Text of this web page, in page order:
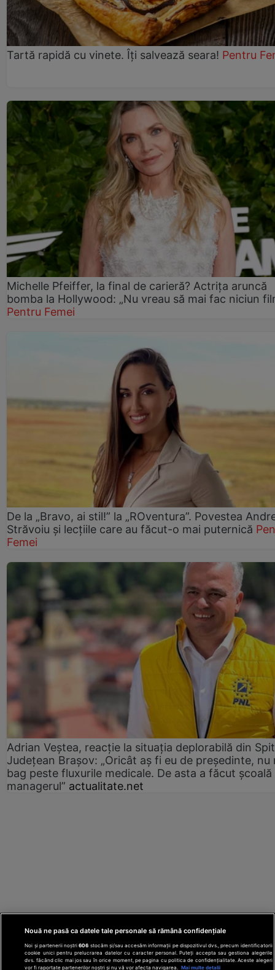
Tartă rapidă cu vinete. Îți salvează seara! Pentru
Michelle Pfeiffer, la final de carieră? Actrița aruncă
bomba la Hollywood: „Nu vreau să mai fac niciun
Pentru Femei
De la „Bravo, ai stil!” la „ROventura”. Povestea
Străvoiu și lecțiile care au făcut-o mai puternică
Femei
Adrian Veștea, reacție la situația deplorabilă din
Județean Brașov: „Oricât aș fi eu de președinte, nu
bag peste fluxurile medicale. De asta a făcut școală
managerul” actualitate.net
Nouă ne pasă ca datele tale personale să rămână confidențiale
Noi și partenerii noștri606 stocăm și/sau accesăm informații pe dispozitivul dvs., precum identificatorii
cookie unici pentru prelucrarea datelor cu caracter personal. Puteți accepta sau gestiona alegerile
dvs. făcând clic mai jos sau în orice moment, pe pagina cu politica de confidențialitate. Aceste alegeri
vor fi raportate partenerilor noștri și nu vă vor afecta navigarea.
Mai multe detalii